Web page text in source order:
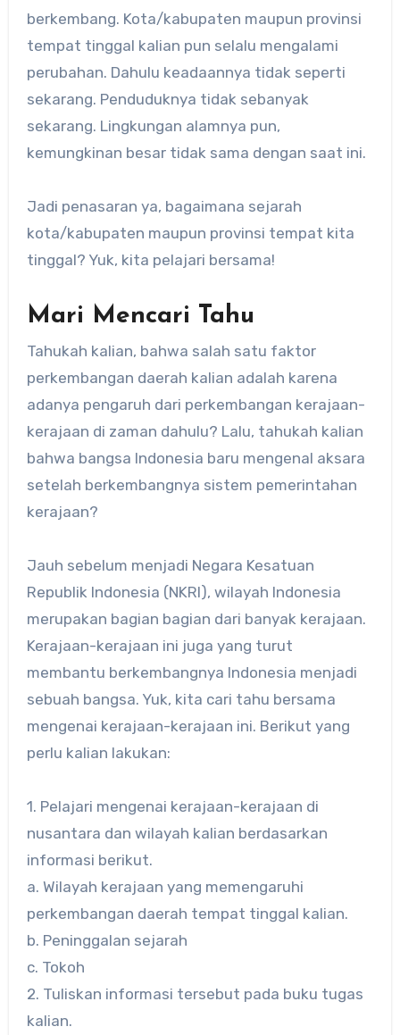
berkembang. Kota/kabupaten maupun provinsi
tempat tinggal kalian pun selalu mengalami
perubahan. Dahulu keadaannya tidak seperti
sekarang. Penduduknya tidak sebanyak
sekarang. Lingkungan alamnya pun,
kemungkinan besar tidak sama dengan saat ini.
Jadi penasaran ya, bagaimana sejarah
kota/kabupaten maupun provinsi tempat kita
tinggal? Yuk, kita pelajari bersama!
Mari Mencari Tahu
Tahukah kalian, bahwa salah satu faktor
perkembangan daerah kalian adalah karena
adanya pengaruh dari perkembangan kerajaan-
kerajaan di zaman dahulu? Lalu, tahukah kalian
bahwa bangsa Indonesia baru mengenal aksara
setelah berkembangnya sistem pemerintahan
kerajaan?
Jauh sebelum menjadi Negara Kesatuan
Republik Indonesia (NKRI), wilayah Indonesia
merupakan bagian bagian dari banyak kerajaan.
Kerajaan-kerajaan ini juga yang turut
membantu berkembangnya Indonesia menjadi
sebuah bangsa. Yuk, kita cari tahu bersama
mengenai kerajaan-kerajaan ini. Berikut yang
perlu kalian lakukan:
1. Pelajari mengenai kerajaan-kerajaan di
nusantara dan wilayah kalian berdasarkan
informasi berikut.
a. Wilayah kerajaan yang memengaruhi
perkembangan daerah tempat tinggal kalian.
b. Peninggalan sejarah
c. Tokoh
2. Tuliskan informasi tersebut pada buku tugas
kalian.